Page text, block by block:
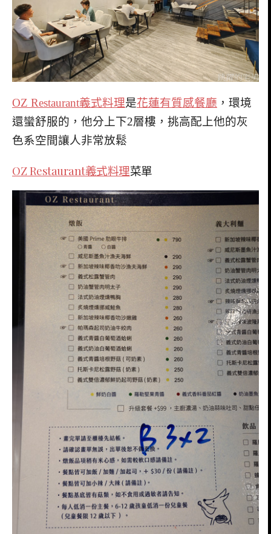
OZ Restaurant義式料理是花蓮有質感餐廳 ，環境
還蠻舒服的，他分上下2層樓，挑高配上他的灰
色系空間讓人非常放鬆
OZ Restaurant義式料理菜單